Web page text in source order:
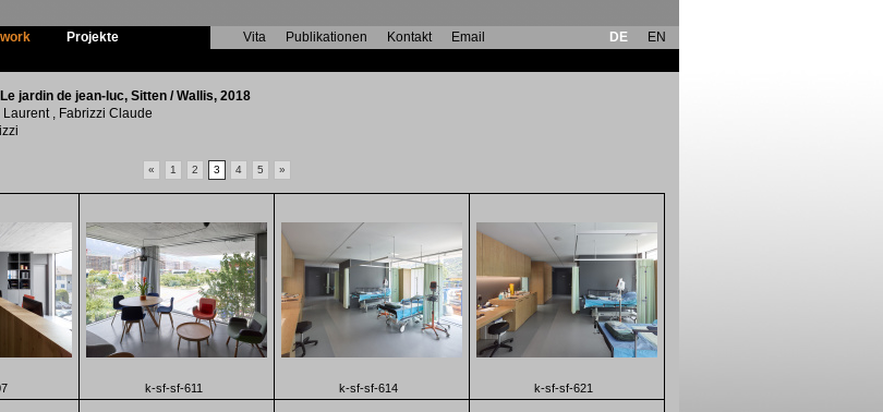
Projekte Vita Publikationen Kontakt Email DE
EN
jardin de jean-luc, Sitten / Wallis, 2018
, Fabrizzi Claude
« 1 2 3 4 5 »
k-sf-sf-611 k-sf-sf-614 k-sf-sf-621